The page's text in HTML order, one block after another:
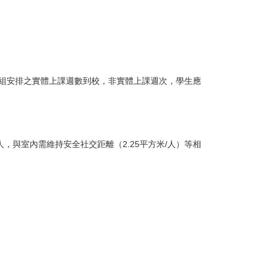
排之實體上課週數到校，非實體上課週次，學生應
與室內需維持安全社交距離（2.25平方米/人）等相